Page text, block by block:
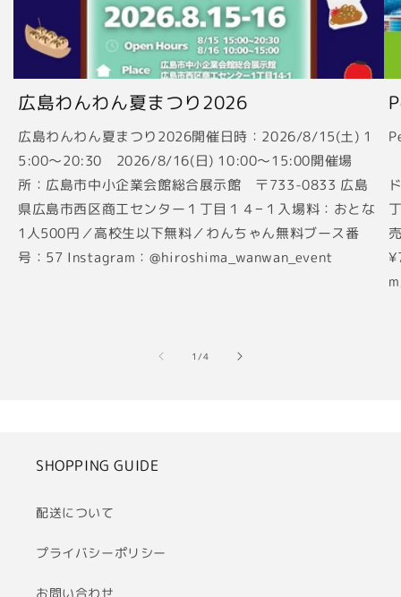
広島わんわん夏まつり2026
広島わんわん夏まつり2026開催日時：2026/8/15(土) 1
5:00〜20:30 2026/8/16(日) 10:00〜15:00開催場
所：広島市中小企業会館総合展示館 〒733-0833 広島
県広島市西区商工センター１丁目１４−１入場料：おとな
1人500円／高校生以下無料／わんちゃん無料ブース番
号：57 Instagram：@hiroshima_wanwan_event
1 /の
4
SHOPPING GUIDE
配送について
プライバシーポリシー
お問い合わせ